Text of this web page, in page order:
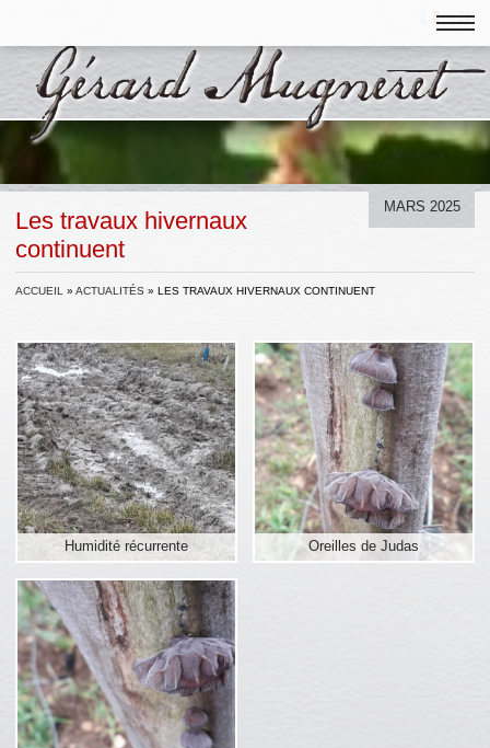
MARS 2025
Les travaux hivernaux
continuent
ACCUEIL » ACTUALITÉS » LES TRAVAUX HIVERNAUX CONTINUENT
Humidité récurrente Oreilles de Judas